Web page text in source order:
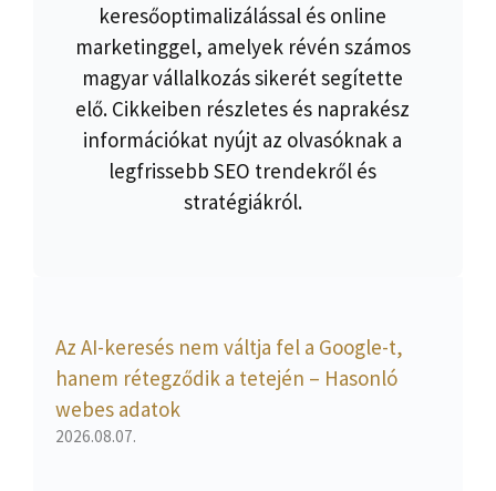
keresőoptimalizálással és online
marketinggel, amelyek révén számos
magyar vállalkozás sikerét segítette
elő. Cikkeiben részletes és naprakész
információkat nyújt az olvasóknak a
legfrissebb SEO trendekről és
stratégiákról.
Az AI-keresés nem váltja fel a Google-t,
hanem rétegződik a tetején – Hasonló
webes adatok
2026.08.07.